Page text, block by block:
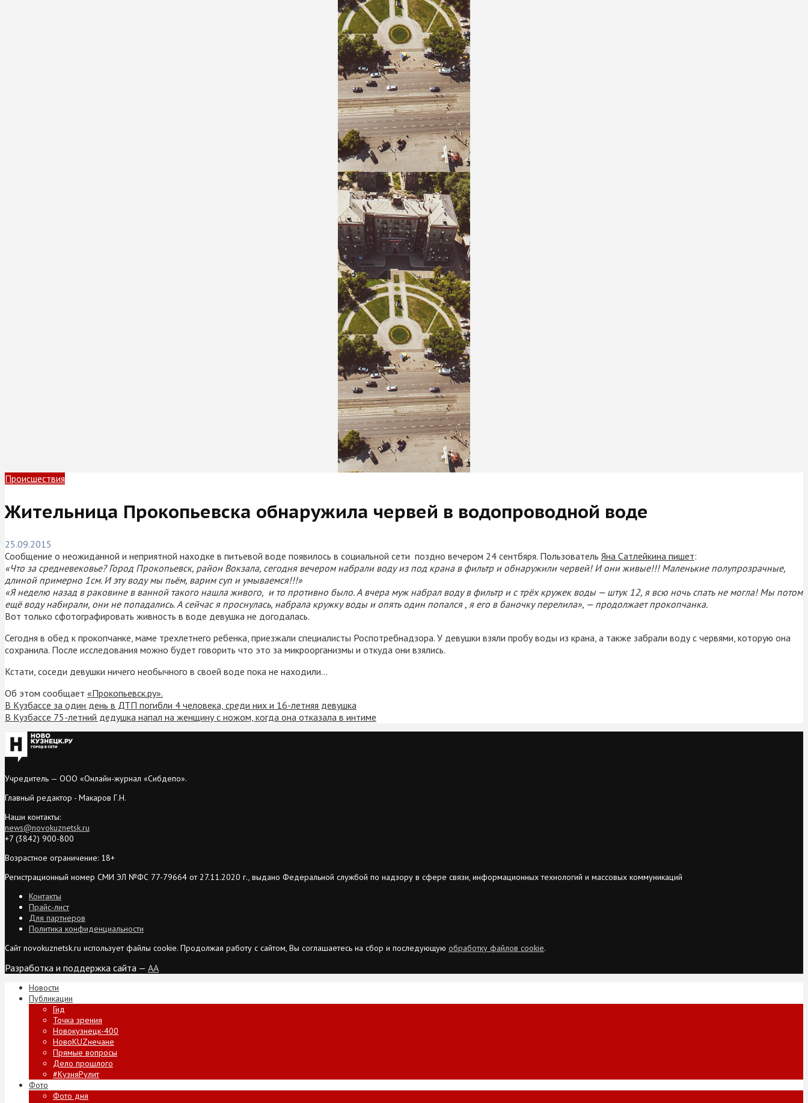
Происшествия
Жительница Прокопьевска обнаружила червей в водопроводной воде
25.09.2015
Сообщение о неожиданной и неприятной находке в питьевой воде появилось в социальной сети поздно вечером 24 сентбяря. Пользователь Яна Сатлейкина пишет:
«Что за средневековье? Город Прокопьевск, район Вокзала, сегодня вечером набрали воду из под крана в фильтр и обнаружили червей! И они живые!!! Маленькие полупрозрачные,
длиной примерно 1см. И эту воду мы пьём, варим суп и умываемся!!!»
«Я неделю назад в раковине в ванной такого нашла живого, и то противно было. А вчера муж набрал воду в фильтр и с трёх кружек воды — штук 12, я всю ночь спать не могла! Мы потом
ещё воду набирали, они не попадались. А сейчас я проснулась, набрала кружку воды и опять один попался , я его в баночку перелила», — продолжает прокопчанка.
Вот только сфотографировать живность в воде девушка не догодалась.
Сегодня в обед к прокопчанке, маме трехлетнего ребенка, приезжали специалисты Роспотребнадзора. У девушки взяли пробу воды из крана, а также забрали воду с червями, которую она
сохранила. После исследования можно будет говорить что это за микроорганизмы и откуда они взялись.
Кстати, соседи девушки ничего необычного в своей воде пока не находили…
Об этом сообщает «Прокопьевск.ру».
В Кузбассе за один день в ДТП погибли 4 человека, среди них и 16-летняя девушка
В Кузбассе 75-летний дедушка напал на женщину с ножом, когда она отказала в интиме
Учредитель — ООО «Онлайн-журнал «Сибдепо».
Главный редактор - Макаров Г.Н.
Наши контакты:
news@novokuznetsk.ru
+7 (3842) 900-800
Возрастное ограничение: 18+
Регистрационный номер СМИ ЭЛ №ФС 77-79664 от 27.11.2020 г., выдано Федеральной службой по надзору в сфере связи, информационных технологий и массовых коммуникаций
Контакты
Прайс-лист
Для партнеров
Политика конфиденциальности
Сайт novokuznetsk.ru использует файлы cookie. Продолжая работу с сайтом, Вы соглашаетесь на сбор и последующую обработку файлов cookie.
Разработка и поддержка сайта — AA
Новости
Публикации
Гид
Точка зрения
Новокузнецк-400
НовоKUZнечане
Прямые вопросы
Дело прошлого
#КузняРулит
Фото
Фото дня